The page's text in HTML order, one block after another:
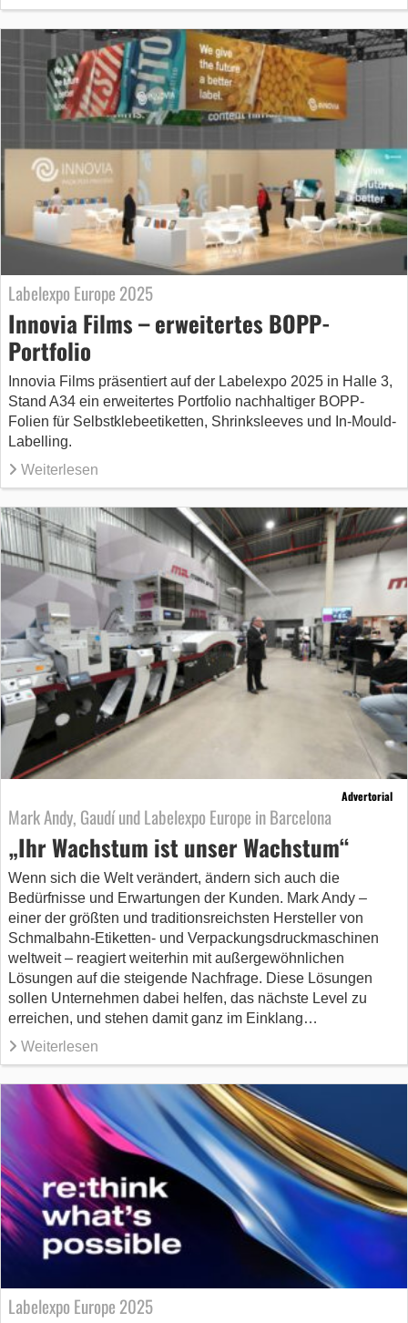
Labelexpo Europe 2025
Innovia Films – erweitertes BOPP-
Portfolio
Innovia Films präsentiert auf der Labelexpo 2025 in Halle 3,
Stand A34 ein erweitertes Portfolio nachhaltiger BOPP-
Folien für Selbstklebeetiketten, Shrinksleeves und In-Mould-
Labelling.
Weiterlesen
Advertorial
Mark Andy, Gaudí und Labelexpo Europe in Barcelona
„Ihr Wachstum ist unser Wachstum“
Wenn sich die Welt verändert, ändern sich auch die
Bedürfnisse und Erwartungen der Kunden. Mark Andy –
einer der größten und traditionsreichsten Hersteller von
Schmalbahn-Etiketten- und Verpackungsdruckmaschinen
weltweit – reagiert weiterhin mit außergewöhnlichen
Lösungen auf die steigende Nachfrage. Diese Lösungen
sollen Unternehmen dabei helfen, das nächste Level zu
erreichen, und stehen damit ganz im Einklang…
Weiterlesen
Labelexpo Europe 2025